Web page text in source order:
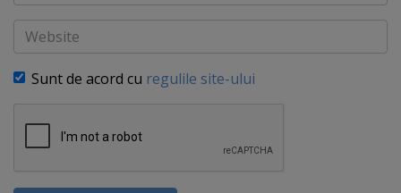
Website
Sunt de acord cu regulile site-ului